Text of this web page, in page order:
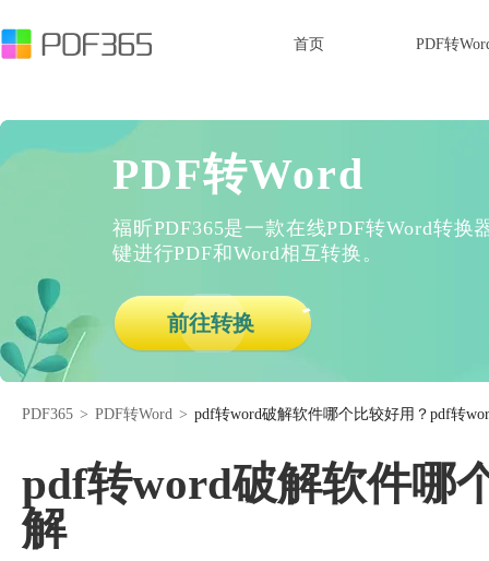
首页 PDF转
PDF转Word
福昕PDF365是一款在线PDF转Word转换
键进行PDF和Word相互转换。
前往转换
PDF365 > PDF转Word > pdf转word破解软件哪个比较好用？pdf转
pdf转word破解软件哪
解